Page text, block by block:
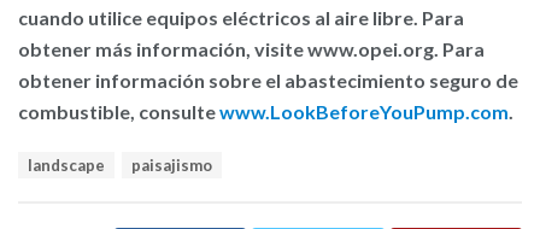
cuando utilice equipos eléctricos al aire libre. Para
obtener más información, visite www.opei.org. Para
obtener información sobre el abastecimiento seguro de
combustible, consultewww.LookBeforeYouPump.com.
landscape paisajismo